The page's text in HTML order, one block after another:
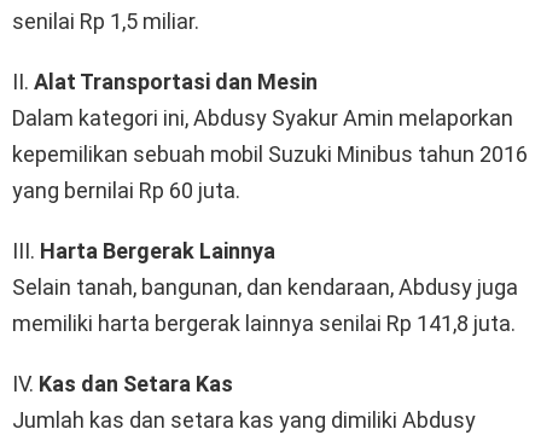
senilai Rp 1,5 miliar.
II. Alat Transportasi dan Mesin
Dalam kategori ini, Abdusy Syakur Amin melaporkan
kepemilikan sebuah mobil Suzuki Minibus tahun 2016
yang bernilai Rp 60 juta.
III. Harta Bergerak Lainnya
Selain tanah, bangunan, dan kendaraan, Abdusy juga
memiliki harta bergerak lainnya senilai Rp 141,8 juta.
IV. Kas dan Setara Kas
Jumlah kas dan setara kas yang dimiliki Abdusy